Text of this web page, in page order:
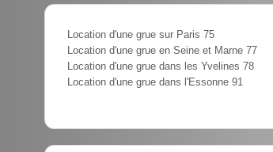
Location d'une grue sur Paris 75
Location d'une grue en Seine et Marne 77
Location d'une grue dans les Yvelines 78
Location d'une grue dans l'Essonne 91